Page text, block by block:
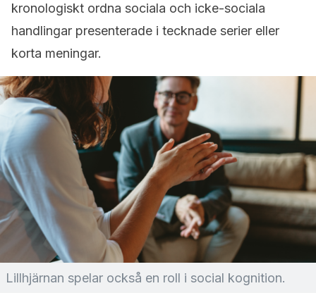
kronologiskt ordna sociala och icke-sociala
handlingar presenterade i tecknade serier eller
korta meningar.
Lillhjärnan spelar också en roll i social kognition.